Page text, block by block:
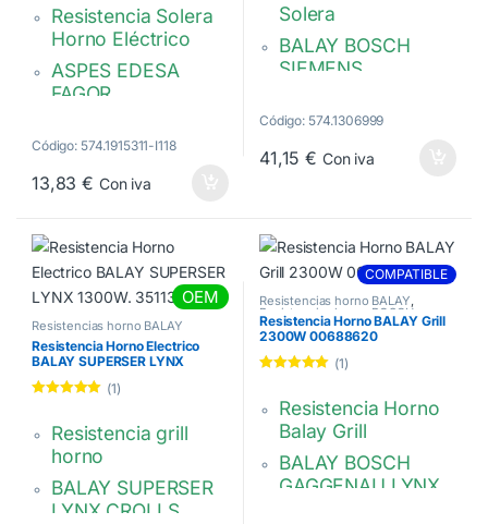
Resistencia Solera
Horno Eléctrico
ASPES EDESA
FAGOR
Medida: 310 x 310
mm.
mm.
CA5B002A0
Código: 574.1915311-I118
13,83€ Con iva
Solera
BALAY BOSCH
SIEMENS
Longitud: 367 mm
Ancho: 380 mm
Código: 574.1306999
41,15€ Con iva
OEM
Resistencias horno BALAY
Resistencia Horno Electrico
BALAY SUPERSER LYNX
1300W. 351136
(1)
Resistencia grill
horno
BALAY SUPERSER
LYNX CROLLS
COMPATIBLE
Resistencias horno BALAY,
Resistencias horno BOSCH,
Resistencias horno SIEMENS
Resistencia Horno BALAY Grill
2300W 00688620
(1)
Resistencia Horno
Balay Grill
BALAY BOSCH
GAGGENAU LYNX